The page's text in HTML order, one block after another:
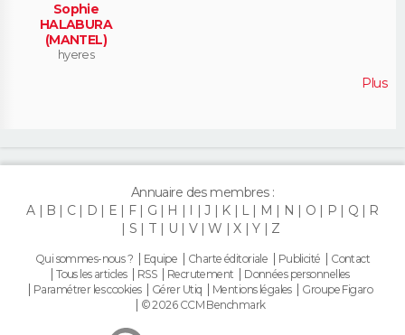
Sophie
HALABURA
(MANTEL)
hyeres
Plus
Annuaire des membres :
A
B C D E F G H I J K L M N O P Q
R
S
T U V W X Y Z
Qui sommes-nous ? Equipe Charte éditoriale Publicité
Contact
Tous les articles
RSS Recrutement
Données personnelles
Paramétrer les cookies
Gérer Utiq Mentions légales
Groupe Figaro
© 2026 CCM Benchmark